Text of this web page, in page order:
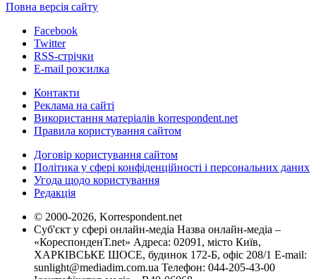
Повна версія сайту
Facebook
Twitter
RSS-стрічки
E-mail розсилка
Контакти
Реклама на сайті
Використання матеріалів korrespondent.net
Правила користування сайтом
Договір користування сайтом
Політика у сфері конфіденційності і персональних даних
Угода щодо користування
Редакція
© 2000-2026, Korrespondent.net
Суб'єкт у сфері онлайн-медіа Назва онлайн-медіа –
«КореспонденТ.net» Адреса: 02091, місто Київ,
ХАРКІВСЬКЕ ШОСЕ, будинок 172-Б, офіс 208/1 E-mail:
sunlight@mediadim.com.ua Телефон: 044-205-43-00